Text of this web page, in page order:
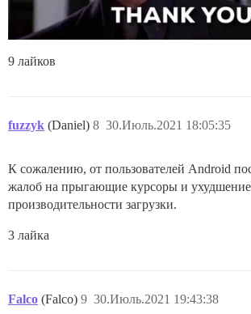
9 лайков
fuzzyk (Daniel) 30.Июль.2021 18:05:35
8
К сожалению, от пользователей Android
жалоб на прыгающие курсоры и ухудшение
производительности загрузки.
3 лайка
Falco (Falco) 30.Июль.2021 19:43:38
9